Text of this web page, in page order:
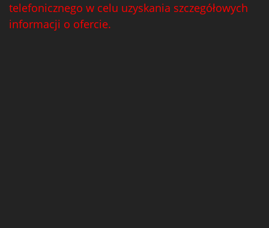
telefonicznego w celu uzyskania szczegółowych
informacji o ofercie.